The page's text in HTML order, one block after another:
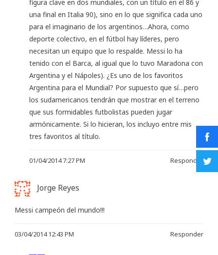
figura clave en dos mundiales, con un título en el 86 y
una final en Italia 90), sino en lo que significa cada uno
para el imaginario de los argentinos…Ahora, como
deporte colectivo, en el fútbol hay líderes, pero
necesitan un equipo que lo respalde. Messi lo ha
tenido con el Barca, al igual que lo tuvo Maradona con
Argentina y el Nápoles). ¿Es uno de los favoritos
Argentina para el Mundial? Por supuesto que sí…pero
los sudamericanos tendrán que mostrar en el terreno
que sus formidables futbolistas pueden jugar
armónicamente. Si lo hicieran, los incluyo entre mis
tres favoritos al título.
01/04/2014 7:27 PM Responder
Jorge Reyes
Messi campeón del mundo!!!
03/04/2014 12:43 PM Responder